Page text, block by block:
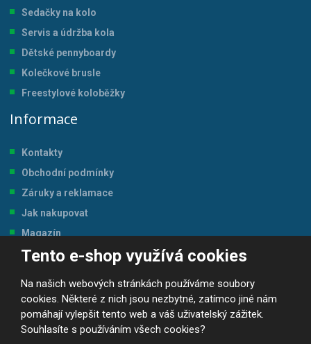
Tento e-shop využívá cookies
Na našich webových stránkách používáme soubory
cookies. Některé z nich jsou nezbytné, zatímco jiné nám
pomáhají vylepšit tento web a váš uživatelský zážitek.
Souhlasíte s používáním všech cookies?
Sedačky na kolo
Servis a údržba kola
Dětské pennyboardy
Kolečkové brusle
Freestylové koloběžky
Informace
Kontakty
Obchodní podmínky
Záruky a reklamace
Jak nakupovat
Magazín
Tabulka velikostí
© 2026, JP-SPORT.CZ SPORTOVNÍ POTŘEBY